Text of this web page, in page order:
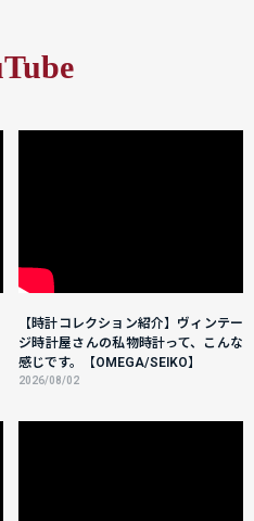
【時計コレクション紹介】ヴィンテー
ジ時計屋さんの私物時計って、こんな
感じです。【OMEGA/SEIKO】
2026/08/02